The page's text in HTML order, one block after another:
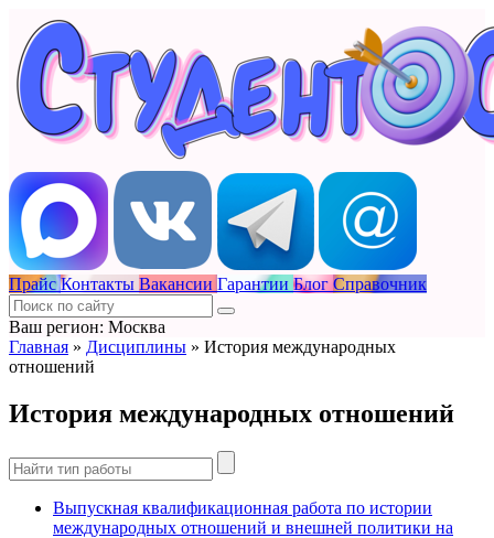
Прайс Контакты Вакансии Гарантии Блог Справочник
Ваш регион: Москва
Главная » Дисциплины » История международных
отношений
История международных отношений
Выпускная квалификационная работа по истории
международных отношений и внешней политики на